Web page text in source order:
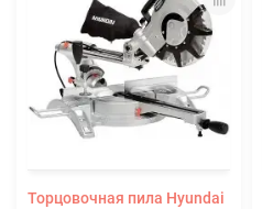
Торцовочная пила Hyundai